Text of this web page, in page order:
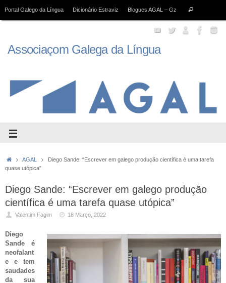
Portal Galego da Língua Dicionário Estraviz Blogues AGAL – Gz
Associaçom Galega da Língua
AGAL
Diego Sande: “Escrever em galego produção científica é uma tarefa
quase utópica”
Diego Sande: “Escrever em galego produção
científica é uma tarefa quase utópica”
Valentim Fagim 18 Março, 2022
Diego
Sande é
neofalant
e e tem
saudades
da sua